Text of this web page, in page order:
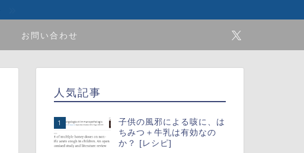
お問い合わせ
人気記事
1
子供の風邪による咳に、は
ちみつ＋牛乳は有効なの
か？ [レシピ]